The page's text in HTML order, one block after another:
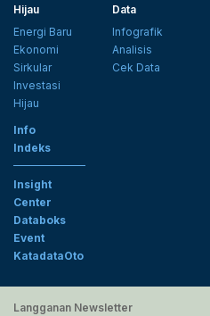
Hijau
Energi Baru
Ekonomi
Sirkular
Investasi
Hijau
Data
Infografik
Analisis
Cek Data
Info
Indeks
Insight
Center
Databoks
Event
KatadataOto
Langganan Newsletter